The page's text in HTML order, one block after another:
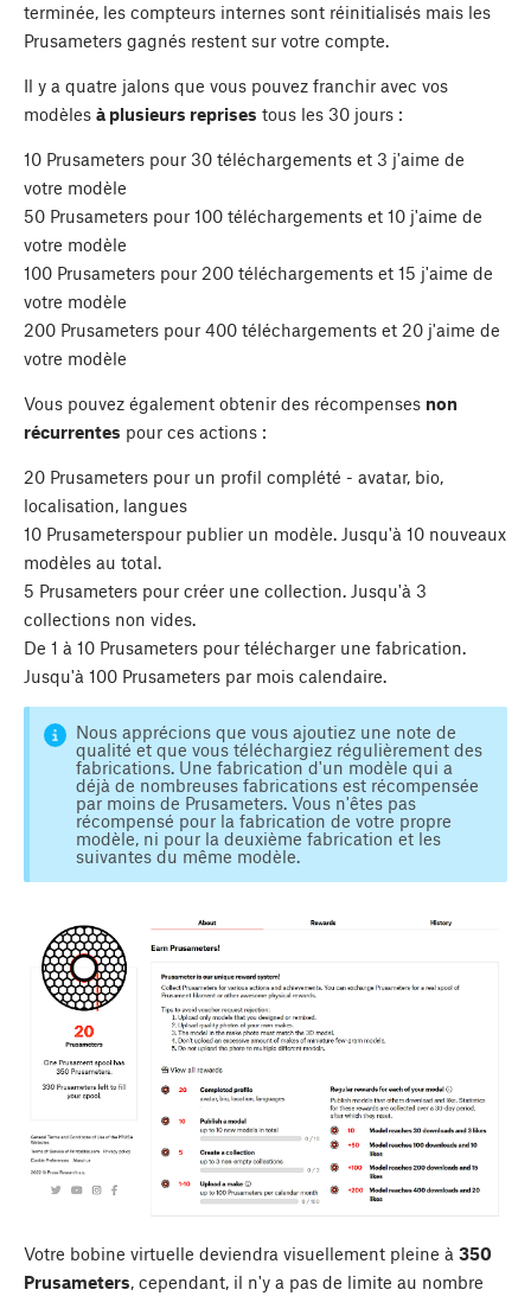
terminée, les compteurs internes sont réinitialisés mais les
Prusameters gagnés restent sur votre compte.
Il y a quatre jalons que vous pouvez franchir avec vos
modèles à plusieurs reprises tous les 30 jours :
10 Prusameters pour 30 téléchargements et 3 j'aime de
votre modèle
50 Prusameters pour 100 téléchargements et 10 j'aime de
votre modèle
100 Prusameters pour 200 téléchargements et 15 j'aime de
votre modèle
200 Prusameters pour 400 téléchargements et 20 j'aime de
votre modèle
Vous pouvez également obtenir des récompenses non
récurrentes pour ces actions :
20 Prusameters pour un profil complété - avatar, bio,
localisation, langues
10 Prusameterspour publier un modèle. Jusqu'à 10 nouveaux
modèles au total.
5 Prusameters pour créer une collection. Jusqu'à 3
collections non vides.
De 1 à 10 Prusameters pour télécharger une fabrication.
Jusqu'à 100 Prusameters par mois calendaire.
Nous apprécions que vous ajoutiez une note de
qualité et que vous téléchargiez régulièrement des
fabrications. Une fabrication d'un modèle qui a
déjà de nombreuses fabrications est récompensée
par moins de Prusameters. Vous n'êtes pas
récompensé pour la fabrication de votre propre
modèle, ni pour la deuxième fabrication et les
suivantes du même modèle.
Votre bobine virtuelle deviendra visuellement pleine à 350
Prusameters, cependant, il n'y a pas de limite au nombre